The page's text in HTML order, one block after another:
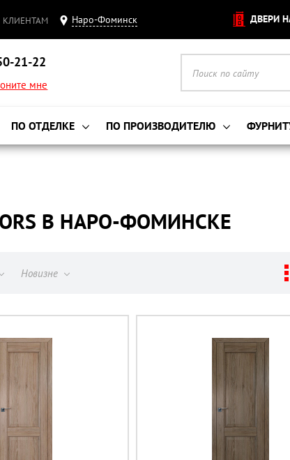
КЛИЕНТАМ Наро-Фоминск ДВЕРИ
21-22
мне
ПО ОТДЕЛКЕ ПО ПРОИЗВОДИТЕЛЮ
В НАРО-ФОМИНСКЕ
Новизне